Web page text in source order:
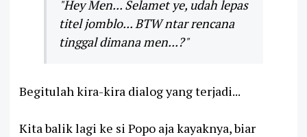
"Hey Men... Selamet ye, udah lepas
titel jomblo... BTW ntar rencana
tinggal dimana men...?"
Begitulah kira-kira dialog yang terjadi...
Kita balik lagi ke si Popo aja kayaknya, biar